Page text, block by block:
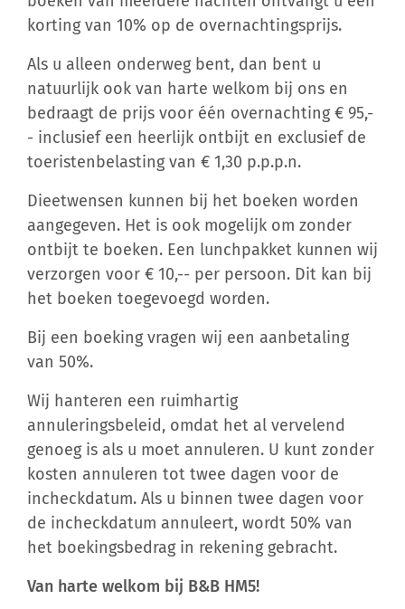
korting van 10% op de overnachtingsprijs.
Als u alleen onderweg bent, dan bent u
natuurlijk ook van harte welkom bij ons en
bedraagt de prijs voor één overnachting € 95,-
- inclusief een heerlijk ontbijt en exclusief de
toeristenbelasting van € 1,30 p.p.p.n.
Dieetwensen kunnen bij het boeken worden
aangegeven. Het is ook mogelijk om zonder
ontbijt te boeken. Een lunchpakket kunnen wij
verzorgen voor € 10,-- per persoon. Dit kan bij
het boeken toegevoegd worden.
Bij een boeking vragen wij een aanbetaling
van 50%.
Wij hanteren een ruimhartig
annuleringsbeleid, omdat het al vervelend
genoeg is als u moet annuleren. U kunt zonder
kosten annuleren tot twee dagen voor de
incheckdatum. Als u binnen twee dagen voor
de incheckdatum annuleert, wordt 50% van
het boekingsbedrag in rekening gebracht.
Van harte welkom bij B&B HM5!